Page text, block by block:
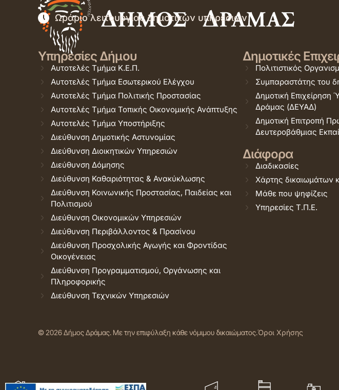
Ωράριο λειτουργίας δημοτικών υπηρεσιών
Υπηρεσίες Δήμου
Αυτοτελές Τμήμα Κ.Ε.Π.
Αυτοτελές Τμήμα Εσωτερικού Ελέγχου
Αυτοτελές Τμήμα Πολιτικής Προστασίας
Αυτοτελές Τμήμα Τοπικής Οικονομικής Ανάπτυξης
Αυτοτελές Τμήμα Υποστήριξης
Διεύθυνση Δημοτικής Αστυνομίας
Διεύθυνση Διοικητικών Υπηρεσιών
Διεύθυνση Δόμησης
Διεύθυνση Καθαριότητας & Ανακύκλωσης
Διεύθυνση Κοινωνικής Προστασίας, Παιδείας και
Πολιτισμού
Διεύθυνση Οικονομικών Υπηρεσιών
Διεύθυνση Περιβάλλοντος & Πρασίνου
Διεύθυνση Προσχολικής Αγωγής και Φροντίδας
Οικογένειας
Διεύθυνση Προγραμματισμού, Οργάνωσης και
Πληροφορικής
Διεύθυνση Τεχνικών Υπηρεσιών
Δημοτικές
Πολιτιστικός
Συμπαραστάτης του
Δημοτική Επιχείρηση
Δράμας (ΔΕΥΑΔ)
Δημοτική Επιτροπή
Δευτεροβάθμιας
Διάφορα
Διαδικασίες
Χάρτης δικαιωμάτων
Μάθε που ψηφίζεις
Υπηρεσίες Τ.Π.Ε.
© 2026 Δήμος Δράμας. Με την επιφύλαξη κάθε νόμιμου δικαιώματος.Όροι Χρήσης